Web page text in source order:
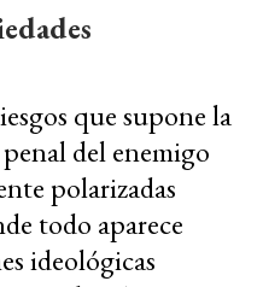
que supone la
del enemigo
polarizadas
todo aparece
ideológicas